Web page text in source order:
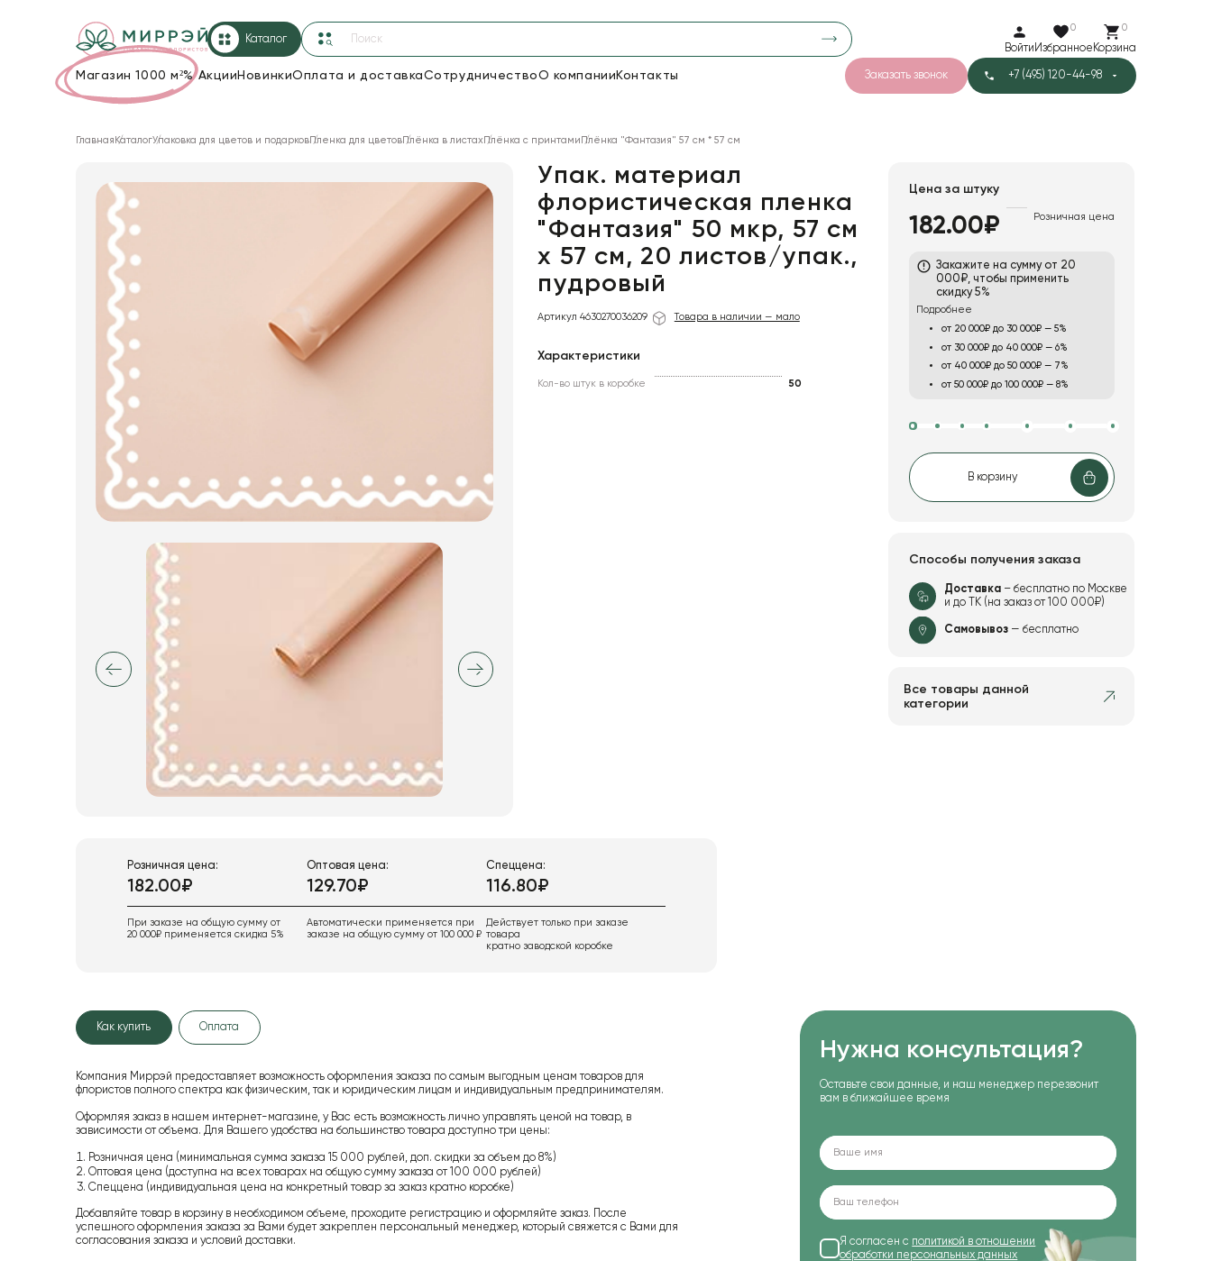
Каталог
Войти
0
Избранное
0
Корзина
Магазин 1000 м²%Акции НовинкиОплата и доставкаСотрудничествоО компании Контакты Заказать звонок +7 (495) 120-44-98
прозрачная
18
Сетка 7
Корзины и плетеные изделия
Коробки для цветов
Декор для дома
Сухоцветы
Лента
Товары для флористов
Пакеты для цветов и подарков
Изделия из металла
Искусственные цветы и растения
Декоративные вазы, кашпо
Игрушки мягкие
Изделия из металла
Главная КаталогУпаковка для цветов и подарковПленка для цветовПлёнка в листахПлёнка с принтами Плёнка "Фантазия" 57 см * 57 см
Упак. материал
флористическая пленка
"Фантазия" 50 мкр, 57 см
х 57 см, 20 листов/упак.,
пудровый
Артикул 4630270036209 Товара в наличии — мало
Характеристики
Кол-во штук в коробке 50
Розничная цена:
182.00₽
При заказе на общую сумму от
20 000₽ применяется скидка 5%
Оптовая цена:
129.70₽
Автоматически применяется при
заказе на общую сумму от 100 000 ₽
Спеццена:
116.80₽
Действует только при заказе
товара
кратно заводской коробке
Цена за штуку
182.00₽ Розничная цена
Закажите на сумму от 20
000₽, чтобы применить
скидку 5%
Подробнее
от 20 000₽ до 30 000₽ — 5%
от 30 000₽ до 40 000₽ — 6%
от 40 000₽ до 50 000₽ — 7%
от 50 000₽ до 100 000₽ — 8%
В корзину
Способы получения заказа
Доставка– бесплатно по Москве
и до ТК (на заказ от 100 000₽)
Самовывоз— бесплатно
Все товары данной
категории
Как купить Оплата
Компания Миррэй предоставляет возможность оформления заказа по самым выгодным ценам товаров для
флористов полного спектра как физическим, так и юридическим лицам и индивидуальным предпринимателям.
Оформляя заказ в нашем интернет-магазине, у Вас есть возможность лично управлять ценой на товар, в
зависимости от объема. Для Вашего удобства на большинство товара доступно три цены:
Розничная цена (минимальная сумма заказа 15 000 рублей, доп. скидки за объем до 8%)
Оптовая цена (доступна на всех товарах на общую сумму заказа от 100 000 рублей)
Спеццена (индивидуальная цена на конкретный товар за заказ кратно коробке)
Добавляйте товар в корзину в необходимом объеме, проходите регистрацию и оформляйте заказ. После
успешного оформления заказа за Вами будет закреплен персональный менеджер, который свяжется с Вами для
согласования заказа и условий доставки.
Нужна консультация?
Оставьте свои данные, и наш менеджер перезвонит
вам в ближайшее время
Я согласен с политикой в отношении
обработки персональных данных